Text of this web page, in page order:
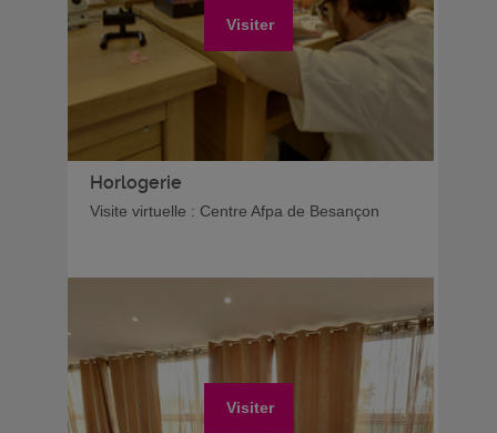
Visiter
Horlogerie
Visite virtuelle : Centre Afpa de Besançon
Visiter